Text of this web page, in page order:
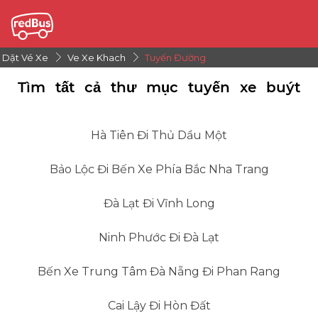
Dặt Vé Xe Ve Xe Khach Tuyến Đường
Tìm tất cả thư mục tuyến xe buýt
Hà Tiên Đi Thủ Dầu Một
Bảo Lộc Đi Bến Xe Phía Bắc Nha Trang
Đà Lạt Đi Vĩnh Long
Ninh Phước Đi Đà Lạt
Bến Xe Trung Tâm Đà Nẵng Đi Phan Rang
Cai Lậy Đi Hòn Đất